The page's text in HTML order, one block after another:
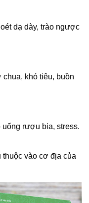
dạ dày, trào ngược
khó tiêu, buồn
rượu bia, stress.
thuộc vào cơ địa của